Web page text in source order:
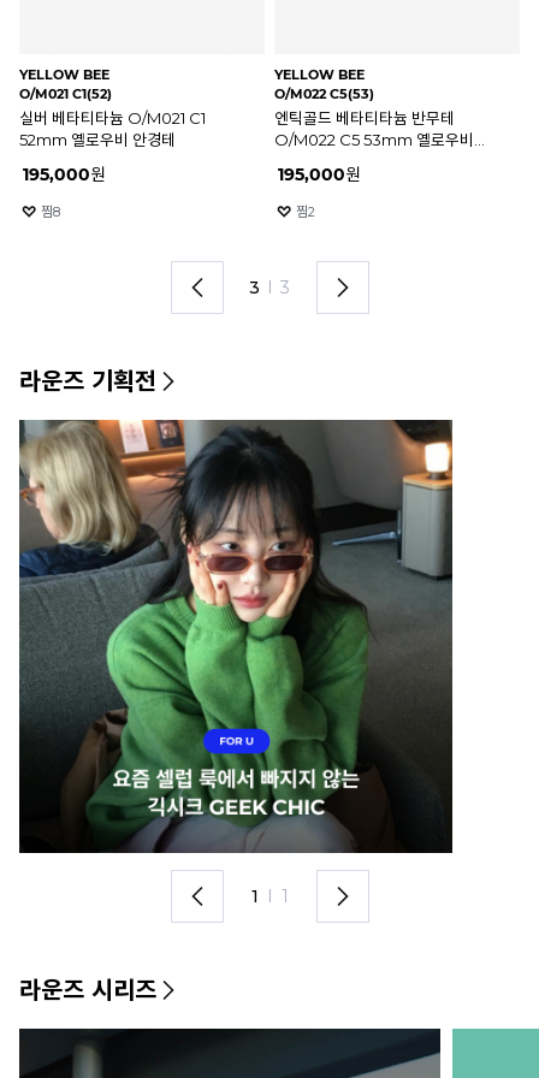
YELLOW BEE
O/M020 C5(48)
매트실버 베타티타늄 반무테
O/M020 C5 48mm 옐로우비
225,000원
찜9
YELLOW BEE
O/M021 C4(52)
매트실버 베타티타늄 O/M021 C4
52mm 옐로우비 안경테
195,000원
찜10
1 3
라운즈 기획전
1 1
라운즈 시리즈